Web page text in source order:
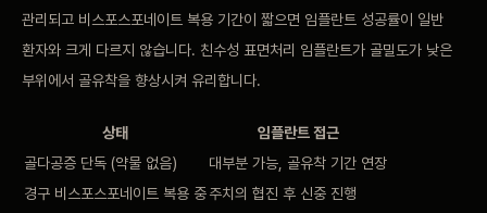
관리되고 비스포스포네이트 복용 기간이 짧으면 임플란트 성공률이 일반
환자와 크게 다르지 않습니다. 친수성 표면처리 임플란트가 골밀도가 낮은
부위에서 골유착을 향상시켜 유리합니다.
상태
임플란트 접근
골다공증 단독 (약물 없음) 대부분 가능, 골유착 기간 연장
경구 비스포스포네이트 복용 중주치의 협진 후 신중 진행